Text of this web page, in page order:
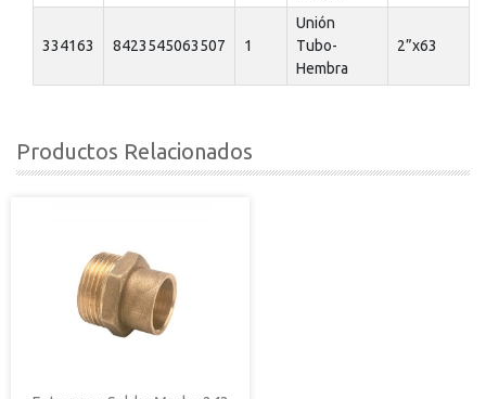
334163 8423545063507 1
Unión
Tubo-
Hembra
2”x63
Productos Relacionados